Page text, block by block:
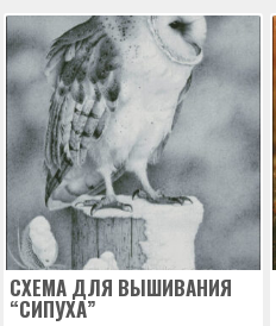
СХЕМА ДЛЯ ВЫШИВАНИЯ
“СИПУХА”